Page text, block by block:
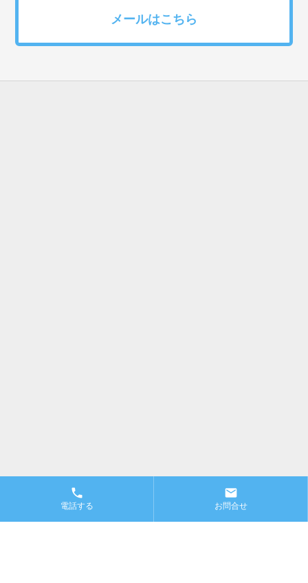
メールはこちら
phone
電話する
email
お問合せ